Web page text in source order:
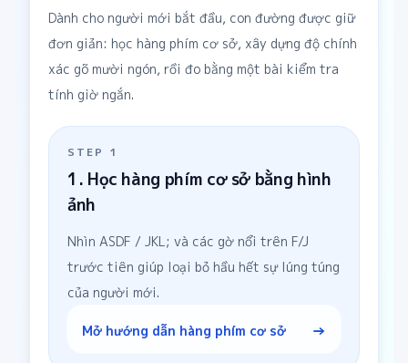
Dành cho người mới bắt đầu, con đường được giữ
đơn giản: học hàng phím cơ sở, xây dựng độ chính
xác gõ mười ngón, rồi đo bằng một bài kiểm tra
tính giờ ngắn.
STEP 1
1. Học hàng phím cơ sở bằng hình
ảnh
Nhìn ASDF / JKL; và các gờ nổi trên F/J
trước tiên giúp loại bỏ hầu hết sự lúng túng
của người mới.
Mở hướng dẫn hàng phím cơ sở →